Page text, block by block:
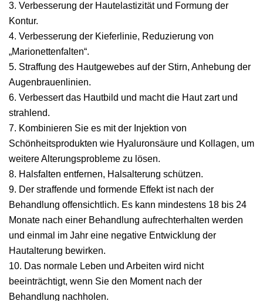
3. Verbesserung der Hautelastizität und Formung der
Kontur.
4. Verbesserung der Kieferlinie, Reduzierung von
„Marionettenfalten“.
5. Straffung des Hautgewebes auf der Stirn, Anhebung der
Augenbrauenlinien.
6. Verbessert das Hautbild und macht die Haut zart und
strahlend.
7. Kombinieren Sie es mit der Injektion von
Schönheitsprodukten wie Hyaluronsäure und Kollagen, um
weitere Alterungsprobleme zu lösen.
8. Halsfalten entfernen, Halsalterung schützen.
9. Der straffende und formende Effekt ist nach der
Behandlung offensichtlich. Es kann mindestens 18 bis 24
Monate nach einer Behandlung aufrechterhalten werden
und einmal im Jahr eine negative Entwicklung der
Hautalterung bewirken.
10. Das normale Leben und Arbeiten wird nicht
beeinträchtigt, wenn Sie den Moment nach der
Behandlung nachholen.